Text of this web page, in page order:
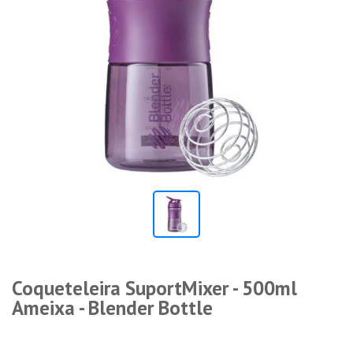
Coqueteleira SuportMixer - 500ml
Ameixa - Blender Bottle